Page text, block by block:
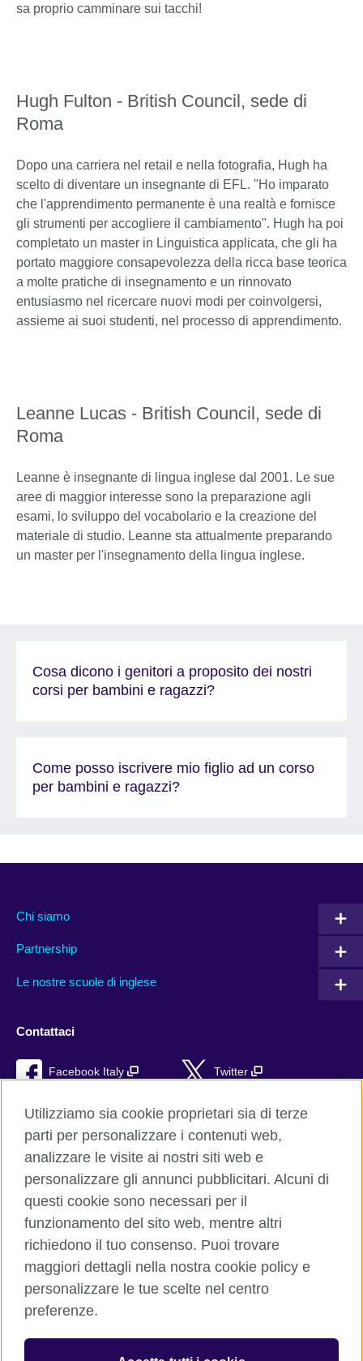
sa proprio camminare sui tacchi!
Hugh Fulton - British Council, sede di
Roma
Dopo una carriera nel retail e nella fotografia, Hugh ha
scelto di diventare un insegnante di EFL. "Ho imparato
che l'apprendimento permanente è una realtà e fornisce
gli strumenti per accogliere il cambiamento". Hugh ha poi
completato un master in Linguistica applicata, che gli ha
portato maggiore consapevolezza della ricca base teorica
a molte pratiche di insegnamento e un rinnovato
entusiasmo nel ricercare nuovi modi per coinvolgersi,
assieme ai suoi studenti, nel processo di apprendimento.
Leanne Lucas - British Council, sede di
Roma
Leanne è insegnante di lingua inglese dal 2001. Le sue
aree di maggior interesse sono la preparazione agli
esami, lo sviluppo del vocabolario e la creazione del
materiale di studio. Leanne sta attualmente preparando
un master per l'insegnamento della lingua inglese.
Cosa dicono i genitori a proposito dei nostri
corsi per bambini e ragazzi?
Come posso iscrivere mio figlio ad un corso
per bambini e ragazzi?
Chi siamo
Partnership
Le nostre scuole di inglese
Contattaci
Facebook Italy Twitter
YouTube TikTok
RSS
British Council global
Privacy e condizioni d'uso
Cookie
Sitemap
Aiuto
Utilizziamo sia cookie proprietari sia di terze
parti per personalizzare i contenuti web,
analizzare le visite ai nostri siti web e
personalizzare gli annunci pubblicitari. Alcuni di
questi cookie sono necessari per il
funzionamento del sito web, mentre altri
richiedono il tuo consenso. Puoi trovare
maggiori dettagli nella nostra cookie policy e
personalizzare le tue scelte nel centro
preferenze.